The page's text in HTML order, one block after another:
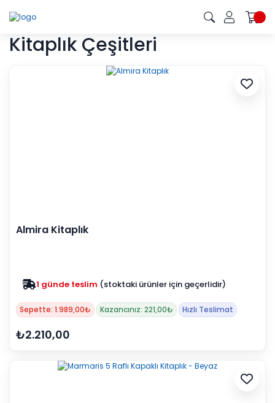
Kitaplık Çeşitleri
Almira Kitaplık
1 günde teslim (stoktaki ürünler için geçerlidir)
Sepette: 1.989,00₺ Kazancınız: 221,00₺ Hızlı Teslimat
₺2.210,00